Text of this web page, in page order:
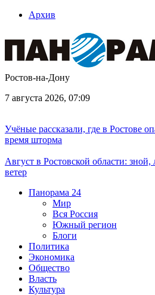
Архив
Ростов-на-Дону
7 августа 2026, 07:09
Учёные рассказали, где в Ростове
время шторма
Август в Ростовской области:
ветер
Панорама 24
Мир
Вся Россия
Южный регион
Блоги
Политика
Экономика
Общество
Власть
Культура